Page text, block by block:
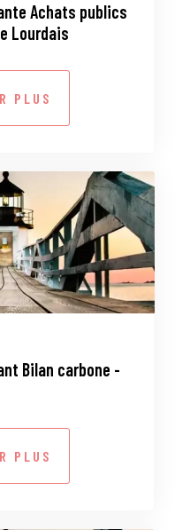
Achats publics
Lourdais
PLUS
Bilan carbone -
PLUS